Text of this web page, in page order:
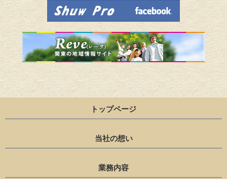
トップページ
当社の想い
業務内容